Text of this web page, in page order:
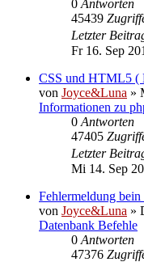
0 Antworten
45439
Letzter
Fr 16. Sep
CSS und HTML5 (
von Joyce&Luna »
Informationen zu
0 Antworten
47405
Letzter
Mi 14. Sep
Fehlermeldung bein
von Joyce&Luna »
Datenbank Befehle
0 Antworten
47376